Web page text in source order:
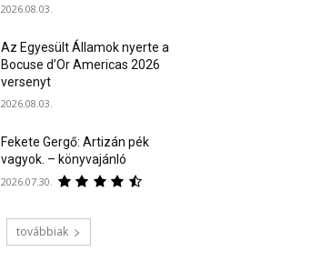
2026.08.03.
Az Egyesült Államok nyerte a
Bocuse d’Or Americas 2026
versenyt
2026.08.03.
Fekete Gergő: Artizán pék
vagyok. – könyvajánló
2026.07.30.
továbbiak